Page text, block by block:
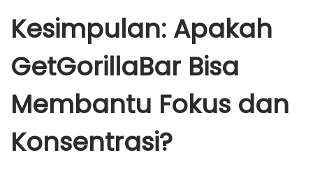
Kesimpulan: Apakah
GetGorillaBar Bisa
Membantu Fokus dan
Konsentrasi?